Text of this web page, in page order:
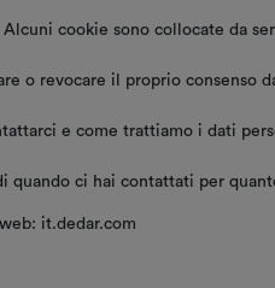
cookie sono collocate da
o revocare il proprio consenso
e come trattiamo i dati
quando ci hai contattati per
it.dedar.com